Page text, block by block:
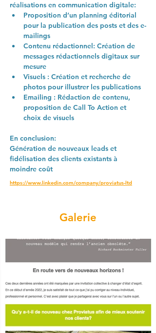
réalisations en communication digitale:
Proposition d’un planning éditorial
pour la publication des posts et des e-
mailings
Contenu rédactionnel: Création de
messages rédactionnels digitaux sur
mesure
Visuels : Création et recherche de
photos pour illustrer les publications
Emailing : Rédaction de contenu,
proposition de Call To Action et
choix de visuels
En conclusion:
Génération de nouveaux leads et
fidélisation des clients existants à
moindre coût
https://www.linkedin.com/company/proviatus-ltd
Galerie